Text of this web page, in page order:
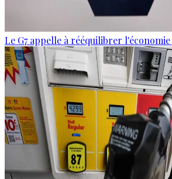
Le G7 appelle à rééquilibrer